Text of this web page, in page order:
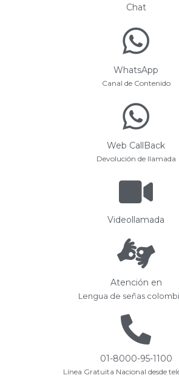
Chat
WhatsApp
Canal de Contenido
Web CallBack
Devolución de llamada
Videollamada
Atención en
Lengua de señas
01-8000-95-1100
Línea Gratuita Nacional desde